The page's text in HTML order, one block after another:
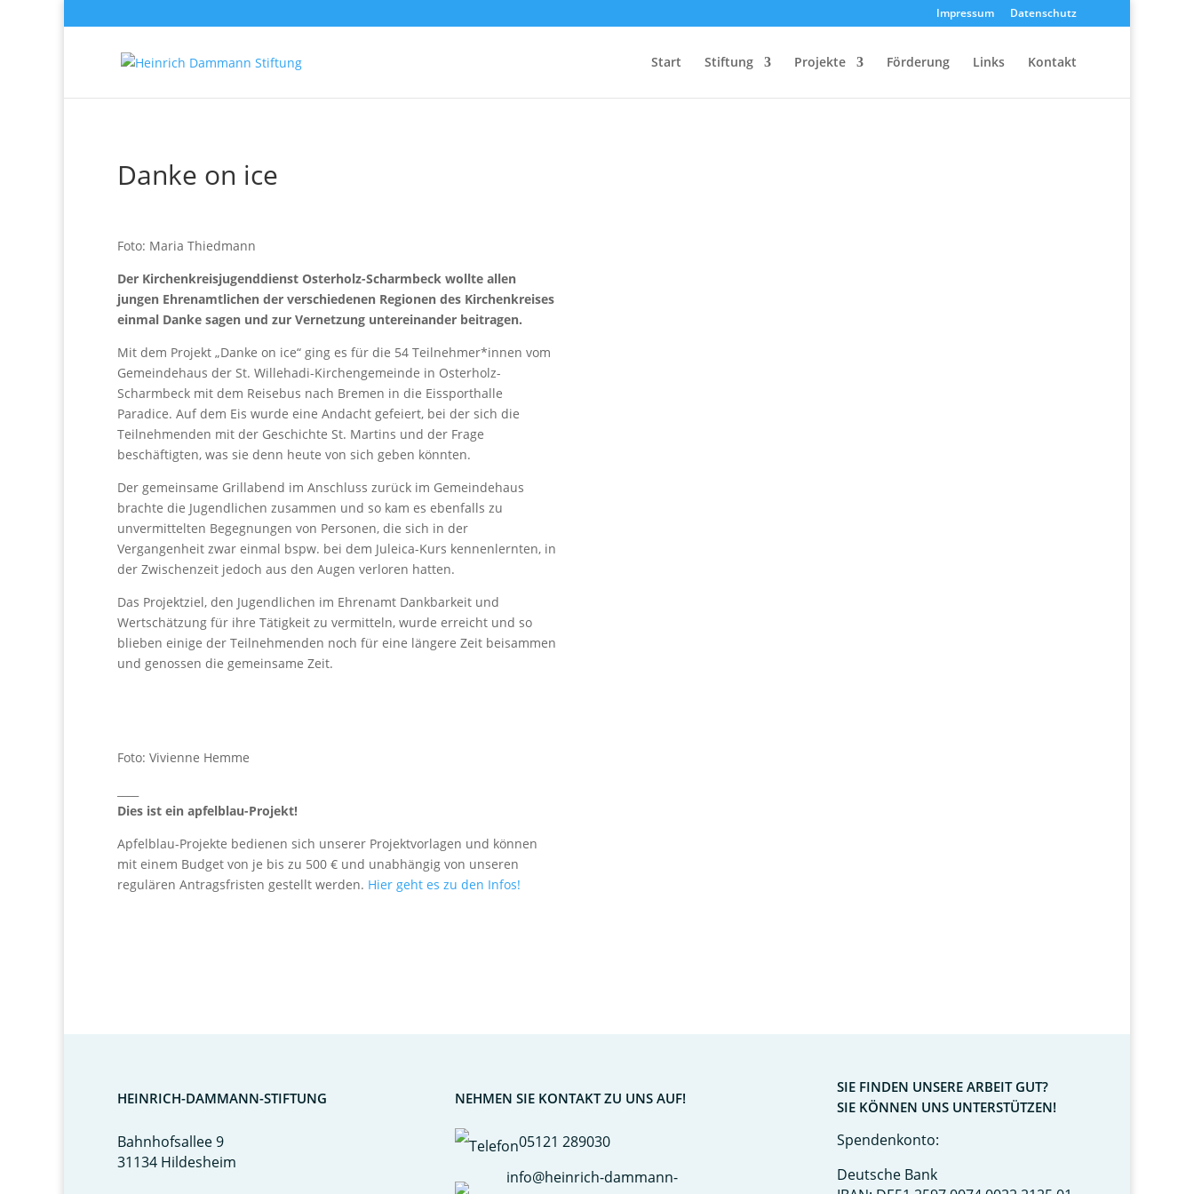
Impressum Datenschutz
Start Stiftung Projekte Förderung Links Kontakt
Danke on ice
Foto: Maria Thiedmann
Der Kirchenkreisjugenddienst Osterholz-Scharmbeck wollte allen
jungen Ehrenamtlichen der verschiedenen Regionen des Kirchenkreises
einmal Danke sagen und zur Vernetzung untereinander beitragen.
Mit dem Projekt „Danke on ice“ ging es für die 54 Teilnehmer*innen vom
Gemeindehaus der St. Willehadi-Kirchengemeinde in Osterholz-
Scharmbeck mit dem Reisebus nach Bremen in die Eissporthalle
Paradice. Auf dem Eis wurde eine Andacht gefeiert, bei der sich die
Teilnehmenden mit der Geschichte St. Martins und der Frage
beschäftigten, was sie denn heute von sich geben könnten.
Der gemeinsame Grillabend im Anschluss zurück im Gemeindehaus
brachte die Jugendlichen zusammen und so kam es ebenfalls zu
unvermittelten Begegnungen von Personen, die sich in der
Vergangenheit zwar einmal bspw. bei dem Juleica-Kurs kennenlernten, in
der Zwischenzeit jedoch aus den Augen verloren hatten.
Das Projektziel, den Jugendlichen im Ehrenamt Dankbarkeit und
Wertschätzung für ihre Tätigkeit zu vermitteln, wurde erreicht und so
blieben einige der Teilnehmenden noch für eine längere Zeit beisammen
und genossen die gemeinsame Zeit.
Foto: Vivienne Hemme
Dies ist ein apfelblau-Projekt!
Apfelblau-Projekte bedienen sich unserer Projektvorlagen und können
mit einem Budget von je bis zu 500 € und unabhängig von unseren
regulären Antragsfristen gestellt werden. Hier geht es zu den Infos!
HEINRICH-DAMMANN-STIFTUNG
Bahnhofsallee 9
31134 Hildesheim
NEHMEN SIE KONTAKT ZU UNS AUF!
05121 289030
info@heinrich-dammann-
SIE FINDEN UNSERE ARBEIT GUT?
SIE KÖNNEN UNS UNTERSTÜTZEN!
Spendenkonto:
Deutsche Bank